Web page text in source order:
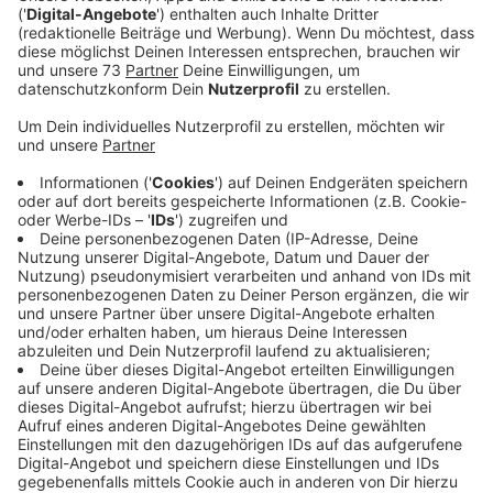
Anzeige
Von Mensch zu Mensch helfen
Anzeige
Neben einem wöchtenlichen Frühstück in der
umgebauten Werkstatt in Nienborg bietet Gisa mit
ihrem Team aus Ehrenamtlichen Spaziergänge für
trauernde Kinder an. Außerdem gibt es thematische
Trauergruppen, die sich regelmäßig treffen. Die
gelernte Trauerbegleiterin und ehemalige
Notfallseelsorgerin möchte diesen offenen Raum für
Trauer auch im nächsten Jahr sicher wissen und bittet
deshalb im Westmünsterland um Spenden und
ehrenamtliche Unterstützung. Dabei geht es zum